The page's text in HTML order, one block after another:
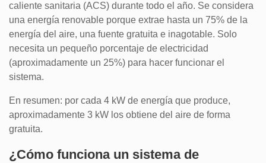
caliente sanitaria (ACS) durante todo el año. Se considera
una energía renovable porque extrae hasta un 75% de la
energía del aire, una fuente gratuita e inagotable. Solo
necesita un pequeño porcentaje de electricidad
(aproximadamente un 25%) para hacer funcionar el
sistema.
En resumen: por cada 4 kW de energía que produce,
aproximadamente 3 kW los obtiene del aire de forma
gratuita.
¿Cómo funciona un sistema de